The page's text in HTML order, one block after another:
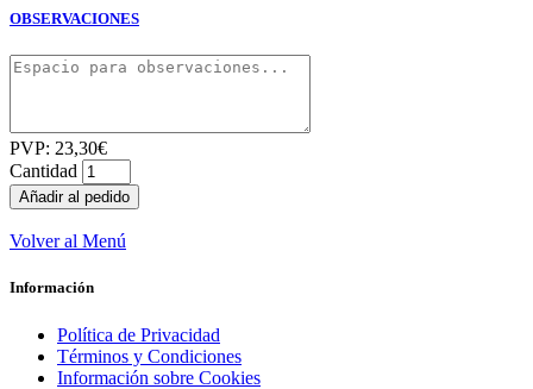
OBSERVACIONES
PVP: 23,30€
Cantidad
Volver al Menú
Información
Política de Privacidad
Términos y Condiciones
Información sobre Cookies